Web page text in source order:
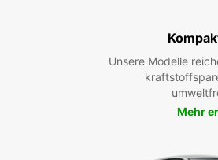
Unsere Modelle
Mehr